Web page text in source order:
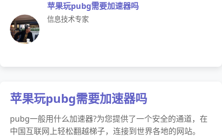
苹果玩pubg需要加速器吗
信息技术专家
苹果玩pubg需要加速器吗
pubg一般用什么加速器?为您提供了一个安全的通道，在
中国互联网上轻松翻越梯子，连接到世界各地的网站。